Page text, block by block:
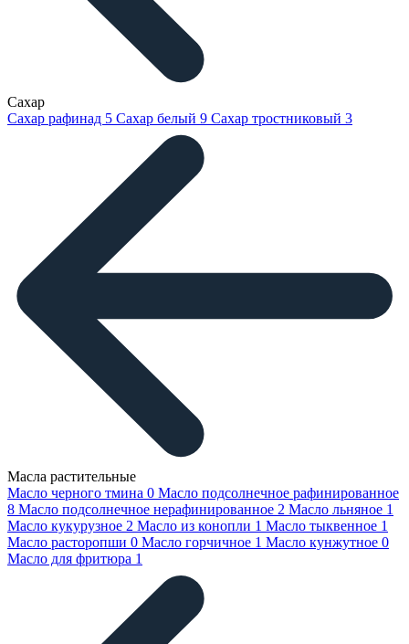
Сахар
Сахар рафинад 5 Сахар белый 9 Сахар тростниковый 3
Масла растительные
Масло черного тмина 0 Масло подсолнечное рафинированное
8 Масло подсолнечное нерафинированное 2 Масло льняное 1
Масло кукурузное 2 Масло из конопли 1 Масло тыквенное 1
Масло расторопши 0 Масло горчичное 1 Масло кунжутное 0
Масло для фритюра 1